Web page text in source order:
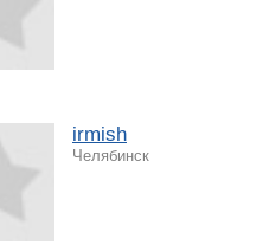
irmish
Челябинск